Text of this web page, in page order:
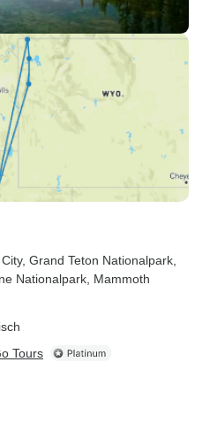
, Grand Teton Nationalpark
Nationalpark , Mammoth
Tours